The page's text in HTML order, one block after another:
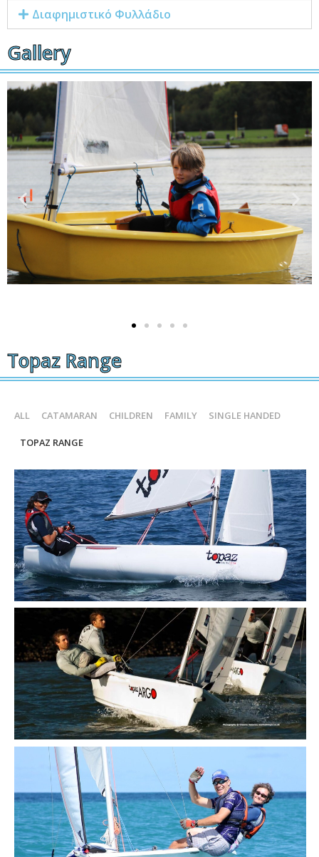
Διαφημιστικό Φυλλάδιο
Gallery
Topaz Range
ALL CATAMARAN CHILDREN FAMILY SINGLE HANDED
TOPAZ RANGE